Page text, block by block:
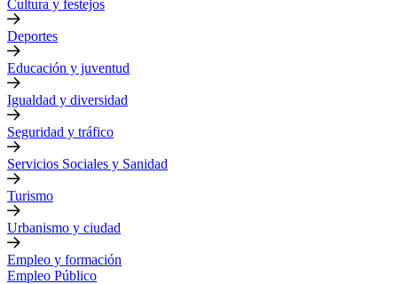
Cultura y festejos
Deportes
Educación y juventud
Igualdad y diversidad
Seguridad y tráfico
Servicios Sociales y Sanidad
Turismo
Urbanismo y ciudad
Empleo y formación
Empleo Público